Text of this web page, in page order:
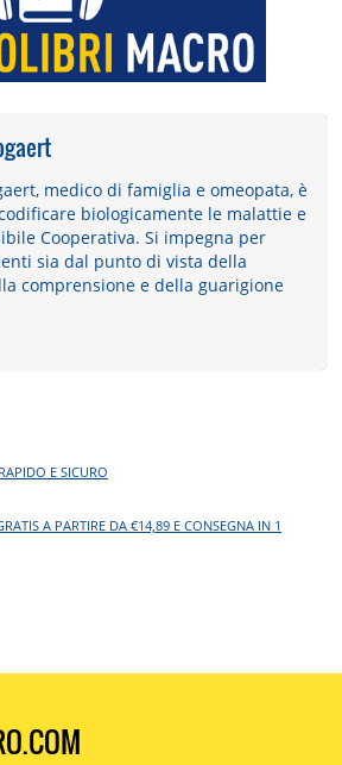
medico di famiglia e omeopata, è
biologicamente le malattie e
Cooperativa. Si impegna per
sia dal punto di vista della
comprensione e della guarigione
RAPIDO E SICURO
A PARTIRE DA €14,89 E CONSEGNA IN 1